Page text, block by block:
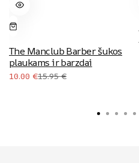
The Manclub Barber šukos
plaukams ir barzdai
15.95€Original
10.00 €
Current